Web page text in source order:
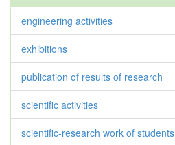
engineering activities
exhibitions
publication of results of research
scientific activities
scientific-research work of students